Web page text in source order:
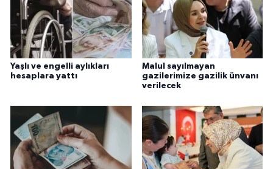
Yaşlı ve engelli aylıkları
hesaplara yattı
Malul sayılmayan
gazilerimize gazilik ünvanı
verilecek